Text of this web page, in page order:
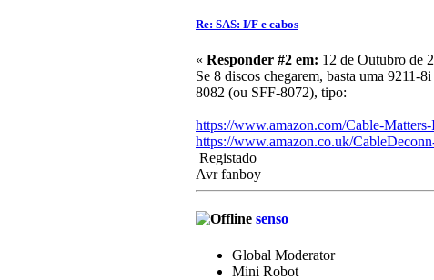
Re: SAS: I/F e cabos
« Responder #2 em: 12 de Outubro de
Se 8 discos chegarem, basta uma 9211-
8082 (ou SFF-8072), tipo:
https://www.amazon.com/Cable-
https://www.amazon.co.uk/
Registado
Avr fanboy
senso
Global Moderator
Mini Robot